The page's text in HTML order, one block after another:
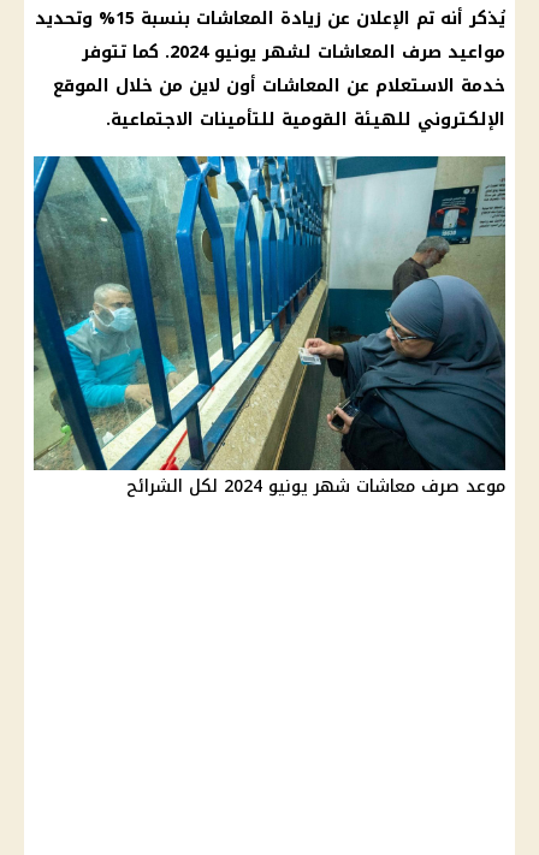
يُذكر أنه تم الإعلان عن زيادة المعاشات
بنسبة 15% وتحديد
مواعيد صرف المعاشات لشهر يونيو 2024
. كما تتوفر
خدمة الاستعلام عن المعاشات أون لاين من خلال الموقع
الإلكتروني للهيئة القومية للتأمينات الاجتماعية.
موعد صرف معاشات شهر يونيو 2024 لكل الشرائح